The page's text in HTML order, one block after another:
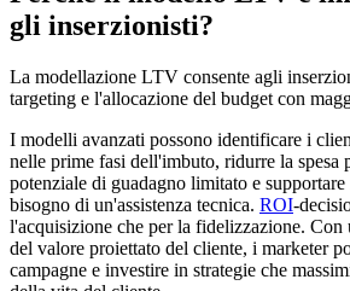
gli inserzionisti?
La modellazione LTV consente agli
targeting e l'allocazione del budget con
I modelli avanzati possono identificare i
nelle prime fasi dell'imbuto, ridurre la spesa
potenziale di guadagno limitato e
bisogno di un'assistenza tecnica. ROI-
l'acquisizione che per la fidelizzazione. Con
del valore proiettato del cliente, i marketer
campagne e investire in strategie che